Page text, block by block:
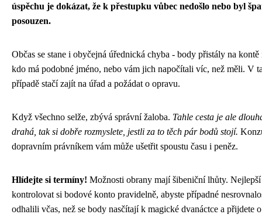
úspěchu je dokázat, že k přestupku vůbec nedošlo nebo byl
posouzen.
Občas se stane i obyčejná úřednická chyba - body přistály na kontě
kdo má podobné jméno, nebo vám jich napočítali víc, než měli. V
případě stačí zajít na úřad a požádat o opravu.
Když všechno selže, zbývá správní žaloba. Tahle cesta je ale
drahá, tak si dobře rozmyslete, jestli za to těch pár bodů stojí.
dopravním právníkem vám může ušetřit spoustu času i peněz.
Hlídejte si termíny! Možnosti obrany mají šibeniční lhůty.
kontrolovat si bodové konto pravidelně, abyste případné
odhalili včas, než se body nasčítají k magické dvanáctce a přijdete